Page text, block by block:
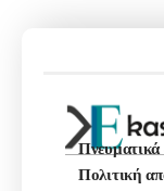
Πνευματικά
Πολιτική